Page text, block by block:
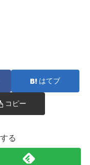
はてブ
コピー
る